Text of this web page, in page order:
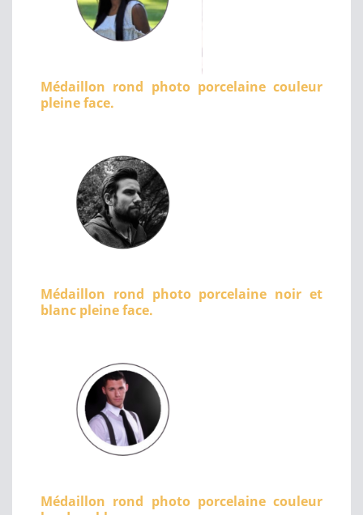
Médaillon rond photo porcelaine couleur
pleine face.
Médaillon rond photo porcelaine noir et
blanc pleine face.
Médaillon rond photo porcelaine couleur